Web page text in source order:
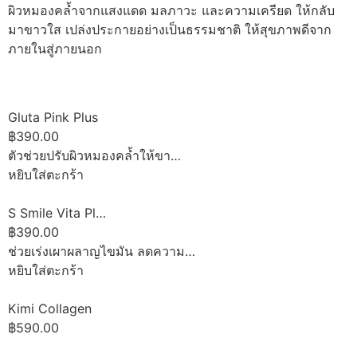
ผิวหมองคล้ำจากแสงแดด มลภาวะ และความเครียด ให้กลับ
มาขาวใส เปล่งประกายอย่างเป็นธรรมชาติ ให้สุขภาพดีจาก
ภายในสู่ภายนอก
Gluta Pink Plus
฿390.00
ตัวช่วยปรับผิวหมองคล้ำให้ขา…
หยิบใส่ตะกร้า
S Smile Vita Pl…
฿390.00
ช่วยเร่งเผาผลาญไขมัน ลดความ…
หยิบใส่ตะกร้า
Kimi Collagen
฿590.00